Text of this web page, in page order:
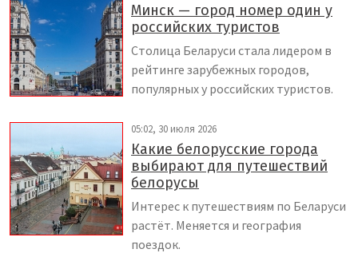
Минск — город номер один у
российских туристов
Столица Беларуси стала лидером в
рейтинге зарубежных городов,
популярных у российских туристов.
05:02, 30 июля 2026
Какие белорусские города
выбирают для путешествий
белорусы
Интерес к путешествиям по Беларуси
растёт. Меняется и география
поездок.